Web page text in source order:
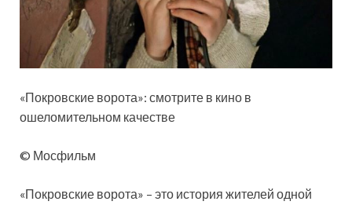
«Покровские ворота»: смотрите в кино в
ошеломительном качестве
© Мосфильм
«Покровские ворота» – это история жителей одной